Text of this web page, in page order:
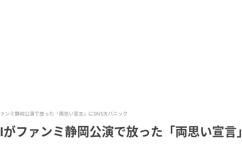
ンミ静岡公演で放った「両思い宣言」にSNS大パニック
ファンミ静岡公演で放った「両思い宣言」